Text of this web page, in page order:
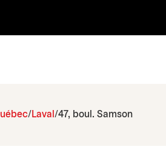
Laval 47, boul. Samson